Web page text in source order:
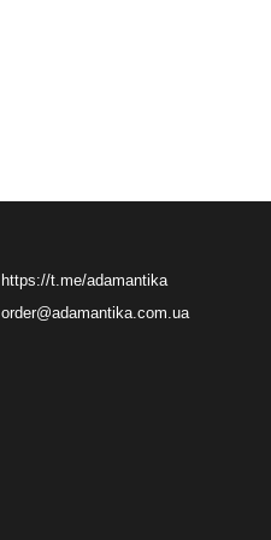
https://t.me/adamantika
order@adamantika.com.ua